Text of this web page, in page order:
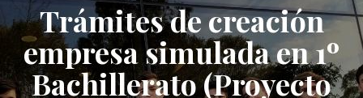
M
D
O
D
E
Trámites de creación
empresa simulada en 1º
Bachillerato (Proyecto